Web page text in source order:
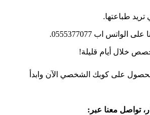
تريد طباعتها.
اب 0555377077.
خلال أيام قليلة!
على كوبك الشخصي الآن وابدأ
تواصل معنا عبر :